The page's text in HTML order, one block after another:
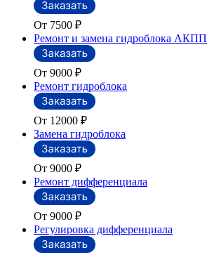
От 7500 ₽
Ремонт и замена гидроблока АКПП
От 9000 ₽
Ремонт гидроблока
От 12000 ₽
Замена гидроблока
От 9000 ₽
Ремонт дифференциала
От 9000 ₽
Регулировка дифференциала